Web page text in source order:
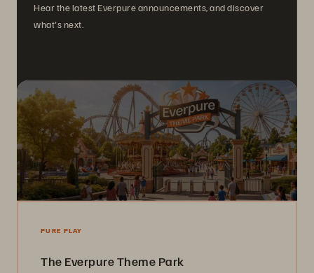
Hear the latest Everpure announcements, and discover
what's next.
PURE PLAY
The Everpure Theme Park